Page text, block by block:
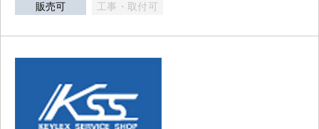
販売可 工事・取付可